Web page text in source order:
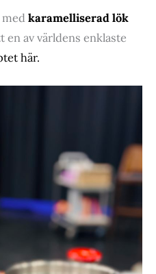
med karamelliserad lök
av världens enklaste
här.